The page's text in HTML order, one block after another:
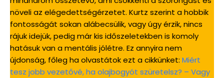
növeli az elégedettségérzetet. Kurtz szerint a hobbik
fontosságát sokan alábecsülik, vagy úgy érzik, nincs
rájuk idejük, pedig már kis időszeletekben is komoly
hatásuk van a mentális jólétre. Ez annyira nem
újdonság, főleg ha olvastátok ezt a cikkünket: Miért
tesz jobb vezetővé, ha olajbogyót szüretelsz? – Vagy